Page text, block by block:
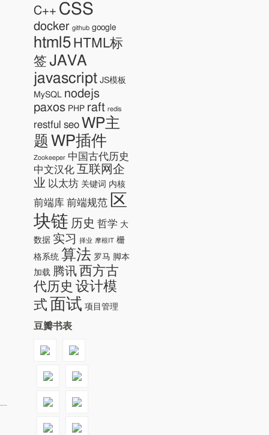
C++ CSS
docker github google
html5 HTML标
签 JAVA
javascript JS模板
MySQL nodejs
paxos PHP raft redis
restful seo WP主
题 WP插件
Zookeeper 中国古代历史
中文汉化 互联网企
业 以太坊 关键词 内核
前端库 前端规范 区
块链 历史 哲学 大
数据 实习 择业 摩根IT 栅
格系统 算法 罗马 脚本
加载 腾讯 西方古
代历史 设计模
式 面试 项目管理
豆瓣书表